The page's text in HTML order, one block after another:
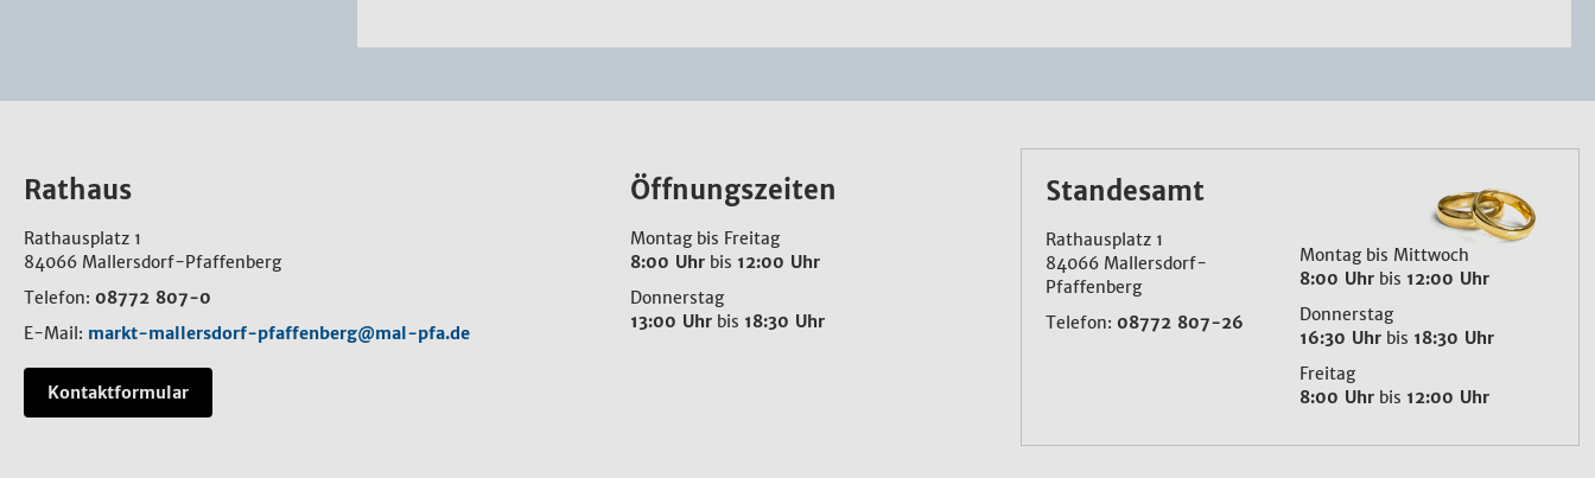
Rathaus
Rathausplatz 1
84066 Mallersdorf-Pfaffenberg
Telefon: 08772 807-0
E-Mail: markt-mallersdorf-pfaffenberg@mal-pfa.de
Kontaktformular
Öffnungszeiten
Montag bis Freitag
8:00 Uhrbis 12:00 Uhr
Donnerstag
13:00 Uhrbis 18:30 Uhr
Standesamt
Rathausplatz 1
84066 Mallersdorf-
Pfaffenberg
Telefon:08772 807-26
Montag bis Mittwoch
8:00 Uhr bis 12:00 Uhr
Donnerstag
16:30 Uhr bis 18:30 Uhr
Freitag
8:00 Uhr bis 12:00 Uhr